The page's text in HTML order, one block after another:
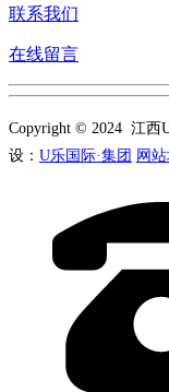
联系我们
在线留言
Copyright © 2024 江西
设： U乐国际·集团 网